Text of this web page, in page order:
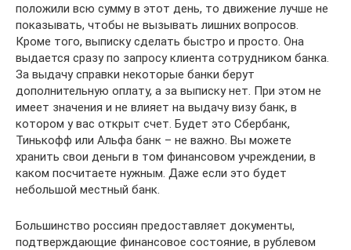
положили всю сумму в этот день, то движение лучше не
показывать, чтобы не вызывать лишних вопросов.
Кроме того, выписку сделать быстро и просто. Она
выдается сразу по запросу клиента сотрудником банка.
За выдачу справки некоторые банки берут
дополнительную оплату, а за выписку нет. При этом не
имеет значения и не влияет на выдачу визу банк, в
котором у вас открыт счет. Будет это Сбербанк,
Тинькофф или Альфа банк – не важно. Вы можете
хранить свои деньги в том финансовом учреждении, в
каком посчитаете нужным. Даже если это будет
небольшой местный банк.
Большинство россиян предоставляет документы,
подтверждающие финансовое состояние, в рублевом